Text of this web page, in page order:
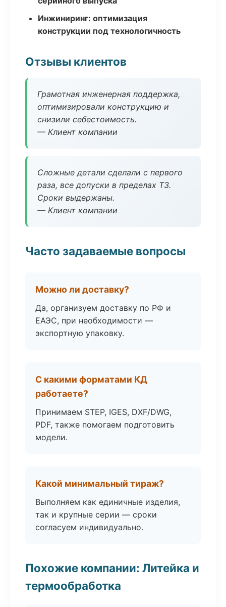
Инжиниринг: оптимизация
конструкции под технологичность
Отзывы клиентов
Грамотная инженерная поддержка,
оптимизировали конструкцию и
снизили себестоимость.
— Клиент компании
Сложные детали сделали с первого
раза, все допуски в пределах ТЗ.
Сроки выдержаны.
— Клиент компании
Часто задаваемые вопросы
Можно ли доставку?
Да, организуем доставку по РФ и
ЕАЭС, при необходимости —
экспортную упаковку.
С какими форматами КД
работаете?
Принимаем STEP, IGES, DXF/DWG,
PDF, также помогаем подготовить
модели.
Какой минимальный тираж?
Выполняем как единичные изделия,
так и крупные серии — сроки
согласуем индивидуально.
Похожие компании: Литейка и
термообработка